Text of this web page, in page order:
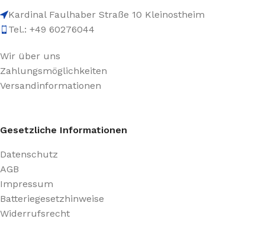
Kardinal Faulhaber Straße 10 Kleinostheim
Tel.: +49 60276044
Wir über uns
Zahlungsmöglichkeiten
Versandinformationen
Gesetzliche Informationen
Datenschutz
AGB
Impressum
Batteriegesetzhinweise
Widerrufsrecht